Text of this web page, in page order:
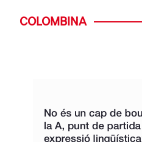
COLOMBINA